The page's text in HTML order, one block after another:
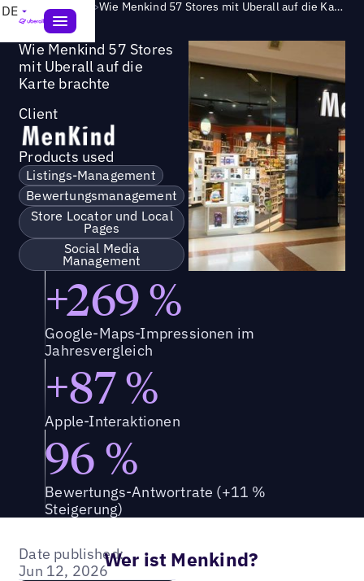
DE Success Story > Wie Menkind 57 Stores mit Uberall auf die Karte brachte
Wie Menkind 57 Stores
mit Uberall auf die
Karte brachte
Client
Products used
Listings-Management
Bewertungsmanagement
Store Locator und Local
Pages
Social Media
Management
+269 %
Google-Maps-Impressionen im
Jahresvergleich
+87 %
Apple-Interaktionen
96 %
Bewertungs-Antwortrate (+11 %
Steigerung)
Date published:
Jun 12, 2026Wer ist Menkind?